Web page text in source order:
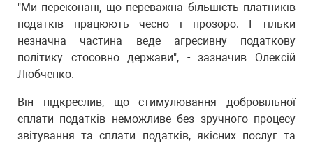
"Ми переконані, що переважна більшість платників
податків працюють чесно і прозоро. І тільки
незначна частина веде агресивну податкову
політику стосовно держави", - зазначив Олексій
Любченко.
Він підкреслив, що стимулювання добровільної
сплати податків неможливе без зручного процесу
звітування та сплати податків, якісних послуг та